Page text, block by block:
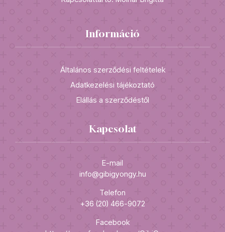
Információ
Általános szerződési feltételek
Adatkezelési tájékoztató
Elállás a szerződéstől
Kapcsolat
E-mail
info@gibigyongy.hu
Telefon
+36 (20) 466-9072
Facebook